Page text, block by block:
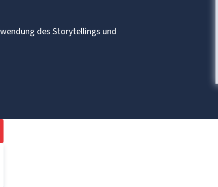
des Storytellings und